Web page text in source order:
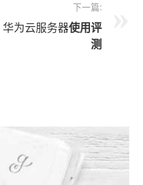
下一篇:
华为云服务器使用评
测